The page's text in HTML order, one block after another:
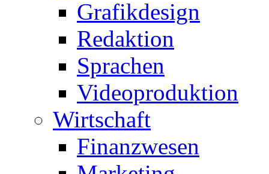
Grafikdesign
Redaktion
Sprachen
Videoproduktion
Wirtschaft
Finanzwesen